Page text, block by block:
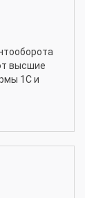
высшие
1С и